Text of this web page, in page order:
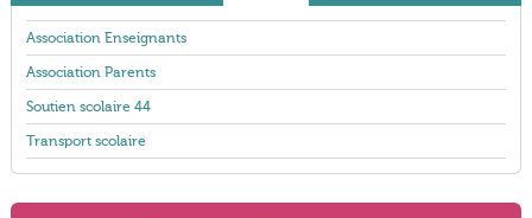
Association Enseignants
Association Parents
Soutien scolaire 44
Transport scolaire